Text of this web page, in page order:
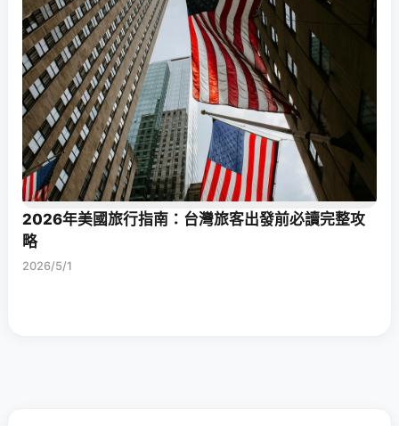
2026年美國旅行指南：台灣旅客出發前必讀完整攻
略
2026/5/1